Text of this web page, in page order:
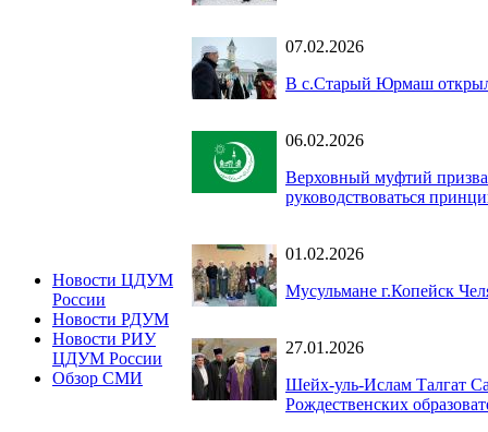
Новости ЦДУМ
России
Новости РДУМ
Новости РИУ
ЦДУМ России
Обзор СМИ
07.02.2026
В с.Старый Юрмаш
06.02.2026
Верховный муфтий
руководствоваться
01.02.2026
Мусульмане г.Копейск
27.01.2026
Шейх-уль-Ислам Талгат
Рождественских